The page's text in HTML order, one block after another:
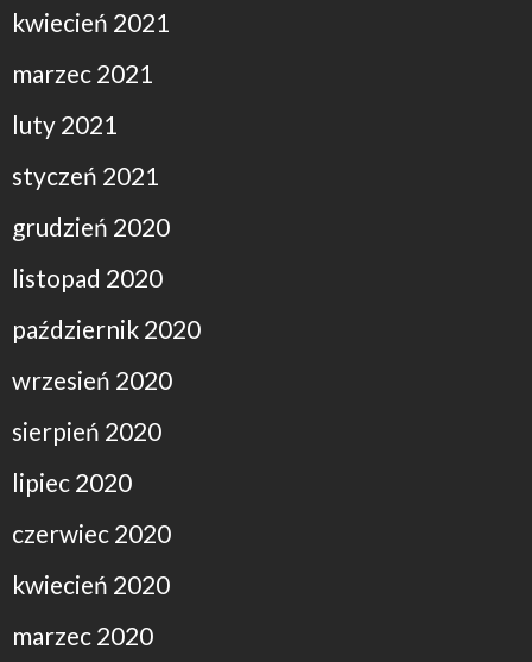
kwiecień 2021
marzec 2021
luty 2021
styczeń 2021
grudzień 2020
listopad 2020
październik 2020
wrzesień 2020
sierpień 2020
lipiec 2020
czerwiec 2020
kwiecień 2020
marzec 2020